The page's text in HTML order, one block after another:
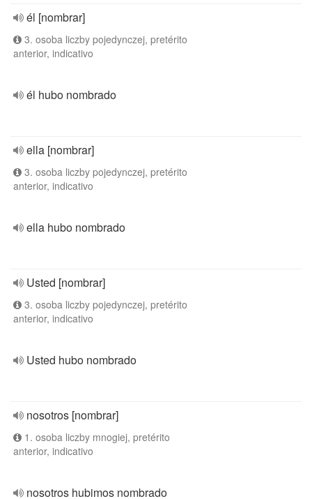
él [nombrar]
3. osoba liczby pojedynczej, pretérito
anterior, indicativo
él hubo nombrado
ella [nombrar]
3. osoba liczby pojedynczej, pretérito
anterior, indicativo
ella hubo nombrado
Usted [nombrar]
3. osoba liczby pojedynczej, pretérito
anterior, indicativo
Usted hubo nombrado
nosotros [nombrar]
1. osoba liczby mnogiej, pretérito
anterior, indicativo
nosotros hubimos nombrado